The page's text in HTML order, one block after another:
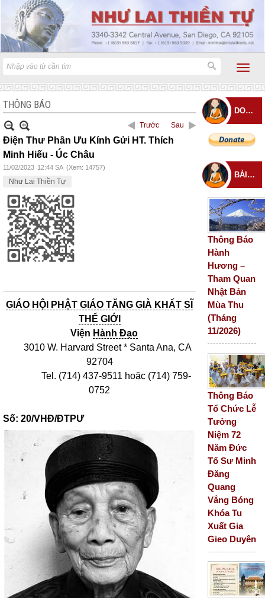
THÔNG BÁO
Trước Sau
Điện Thư Phân Ưu Kính Gửi HT. Thích
Minh Hiếu - Úc Châu
11/02/2023 12:44 SA (Xem: 14757)
Như Lai Thiền Tự
GIÁO HỘI PHẬT GIÁO TĂNG GIÀ KHẤT SĨ
THẾ GIỚI
Viện Hành Đạo
3010 W. Harvard Street * Santa Ana, CA
92704
Tel. (714) 437-9511 hoặc (714) 759-
0752
Số: 20/VHĐ/ĐTPƯ
DONATE
BÀI ĐĂNG MỚI
Thông Báo
Hành
Hương –
Tham Quan
Nhật Bản
Mùa Thu
(Tháng
11/2026)
Thông Báo
Tổ Chức Lễ
Tưởng
Niệm 72
Năm Đức
Tổ Sư Minh
Đăng
Quang
Vắng Bóng
Khóa Tu
Xuất Gia
Gieo Duyên